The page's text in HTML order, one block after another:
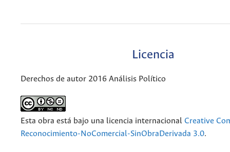
Licencia
Derechos de autor 2016 Análisis Político
Esta obra está bajo una licencia internacional Creative
Reconocimiento-NoComercial-SinObraDerivada 3.0.